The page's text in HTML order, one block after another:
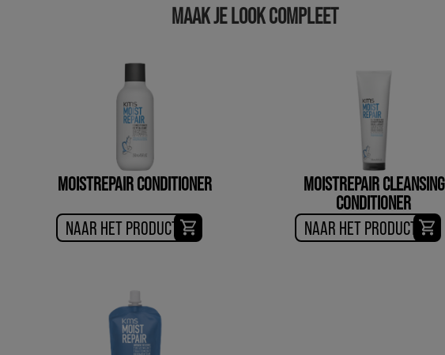
MAAK JE LOOK COMPLEET
MOISTREPAIR CONDITIONER
NAAR HET PRODUCT
MOISTREPAIR CLEANSING
CONDITIONER
NAAR HET PRODUCT